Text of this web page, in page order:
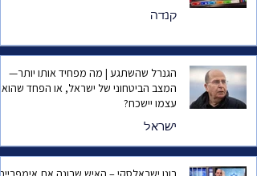
קנדה
הגנרל שהשתגע | מה מפחיד אותו יותר—
המצב הביטחוני של ישראל, או הפחד שהוא
עצמו יישכח?
ישראל